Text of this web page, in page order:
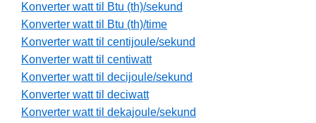
Konverter watt til Btu (th)/sekund
Konverter watt til Btu (th)/time
Konverter watt til centijoule/sekund
Konverter watt til centiwatt
Konverter watt til decijoule/sekund
Konverter watt til deciwatt
Konverter watt til dekajoule/sekund